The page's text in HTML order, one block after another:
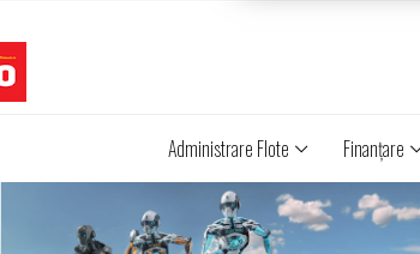
Administrare Flote Finanţare